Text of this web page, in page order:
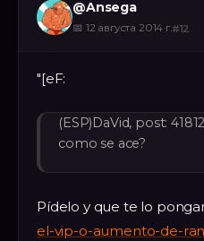
@Ansega
📅 12 августа 2014 г.#12
"[eF:
(ESP)DaVid, post:
como se ace?
Pídelo y que te lo
el-vip-o-aumento-de-